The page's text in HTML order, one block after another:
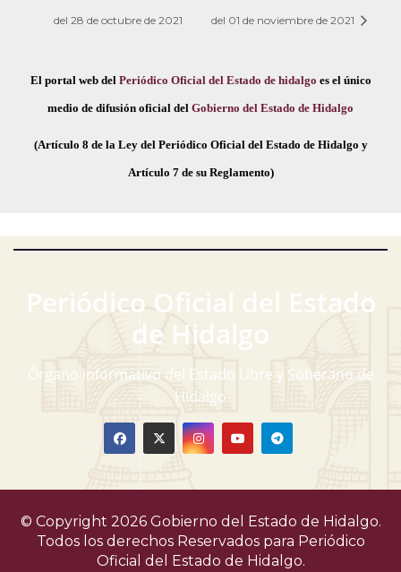
del 28 de octubre de 2021 del 01 de noviembre de 2021
El portal web del Periódico Oficial del Estado de hidalgo es el único
medio de difusión oficial del Gobierno del Estado de Hidalgo
(Artículo 8 de la Ley del Periódico Oficial del Estado de Hidalgo y
Artículo 7 de su Reglamento)
Periódico Oficial del Estado
de Hidalgo
Órgano informativo del Estado Libre y Soberano de
Hidalgo
© Copyright 2026 Gobierno del Estado de Hidalgo.
Todos los derechos Reservados para Periódico
Oficial del Estado de Hidalgo.